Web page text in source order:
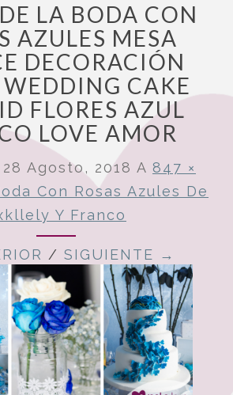
LA BODA CON
AZULES MESA
DECORACIÓN
CAKE
FLORES AZUL
LOVE AMOR
28 Agosto, 2018 A 847 ×
Con Rosas Azules De
Y Franco
/ SIGUIENTE →